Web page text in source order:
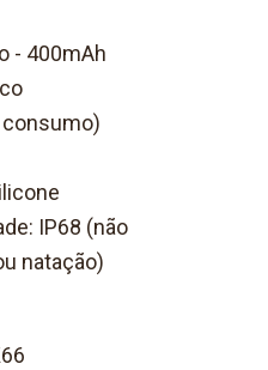
- 400mAh
consumo)
IP68 (não
natação)